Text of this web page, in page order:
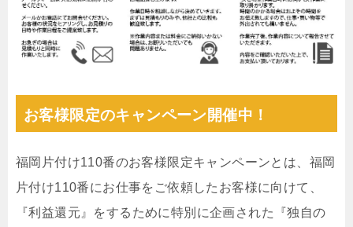
お客様限定のキャンペーン開催中！
福岡片付け110番のお客様限定キャンペーンとは、福岡
片付け110番にお仕事をご依頼したお客様に向けて、
『利益還元』をするために特別に企画された『独自の